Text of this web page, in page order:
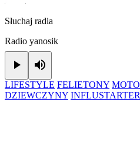
Słuchaj radia
Radio yanosik
Play
LIFESTYLE FELIETONY MOTO
DZIEWCZYNY INFLUSTARTER